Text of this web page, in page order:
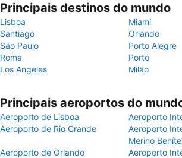
Principais destinos do mundo
Lisboa
Miami
Santiago
Orlando
São Paulo
Porto Alegre
Roma
Porto
Los Angeles
Milão
Principais aeroportos do
Aeroporto de Lisboa
Aeroporto
Aeroporto de Rio Grande
Aeroporto
Merino
Aeroporto de Orlando
Aeroporto